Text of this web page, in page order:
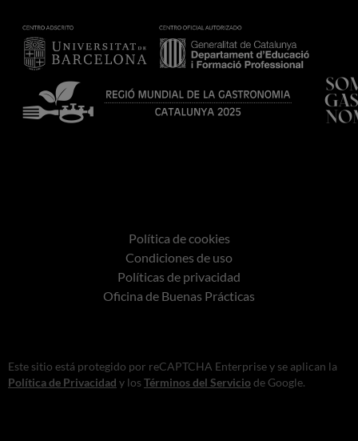
Política de cookies
Condiciones de uso
Políticas de privacidad
Oficina de Buenas Prácticas
Este sitio está protegido por reCAPTCHA Enterprise y se aplican la
Política de Privacidad y losTérminos del Serviciode Google.